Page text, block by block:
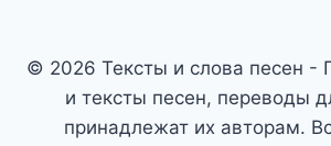
© 2026 Тексты и слова песен -
и тексты песен, переводы
принадлежат их авторам.